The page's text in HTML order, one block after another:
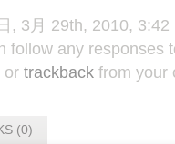
, 3月 29th, 2010,
follow any responses
or trackback from your
(0)